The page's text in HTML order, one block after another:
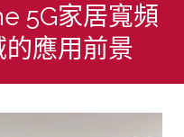
5G家居寬頻
應用前景